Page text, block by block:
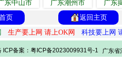
东中山市 广东潮州市 广东
页
返回主页
生产要上网 请上OK网 科技要上网
ICP备案：粤ICP备2023009931号-1 广东省